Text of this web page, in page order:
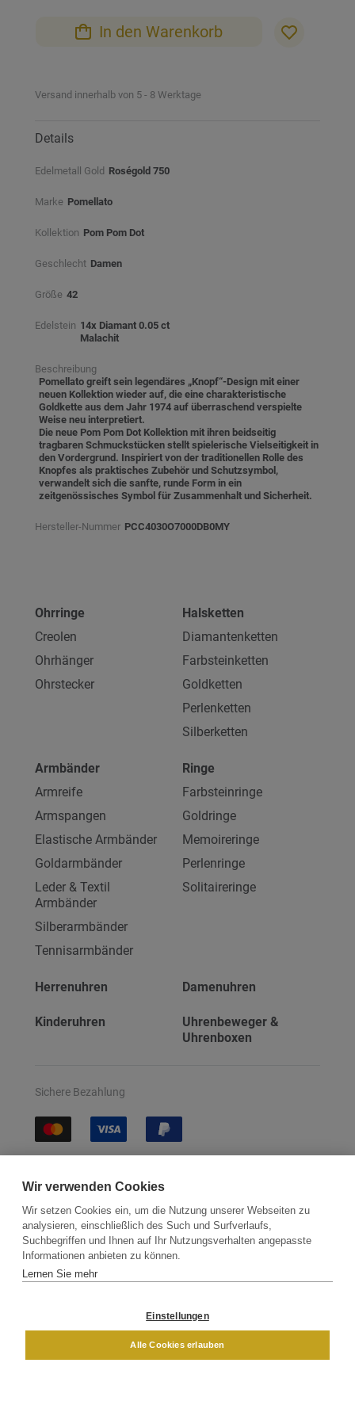
In den Warenkorb
Versand innerhalb von 5 - 8 Werktage
Details
Edelmetall Gold Roségold 750
Marke Pomellato
Kollektion Pom Pom Dot
Geschlecht Damen
Größe 42
Edelstein 14x Diamant 0.05 ct
Malachit
Beschreibung
Pomellato greift sein legendäres „Knopf“-Design mit einer
neuen Kollektion wieder auf, die eine charakteristische
Goldkette aus dem Jahr 1974 auf überraschend verspielte
Weise neu interpretiert.
Die neue Pom Pom Dot Kollektion mit ihren beidseitig
tragbaren Schmuckstücken stellt spielerische Vielseitigkeit in
den Vordergrund. Inspiriert von der traditionellen Rolle des
Knopfes als praktisches Zubehör und Schutzsymbol,
verwandelt sich die sanfte, runde Form in ein
zeitgenössisches Symbol für Zusammenhalt und Sicherheit.
Hersteller-Nummer PCC4030O7000DB0MY
Ohrringe
Creolen
Ohrhänger
Ohrstecker
Halsketten
Diamantenketten
Farbsteinketten
Goldketten
Perlenketten
Silberketten
Armbänder
Armreife
Armspangen
Elastische Armbänder
Goldarmbänder
Leder & Textil
Armbänder
Silberarmbänder
Tennisarmbänder
Ringe
Farbsteinringe
Goldringe
Memoireringe
Perlenringe
Solitaireringe
Herrenuhren Damenuhren
Kinderuhren
Uhrenbeweger &
Uhrenboxen
Sichere Bezahlung
Kontakt Newsletter Partner
Versand
DAMEN
Wir verwenden Cookies
Wir setzen Cookies ein, um die Nutzung unserer Webseiten zu
analysieren, einschließlich des Such und Surfverlaufs,
Suchbegriffen und Ihnen auf Ihr Nutzungsverhalten angepasste
Informationen anbieten zu können.
Lernen Sie mehr
Einstellungen
Alle Cookies erlauben